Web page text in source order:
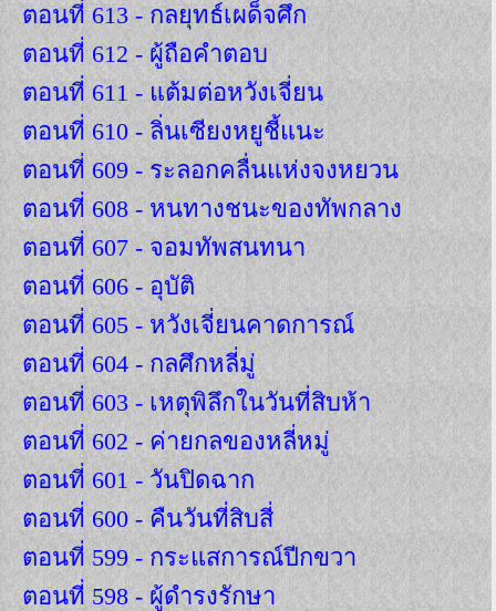
ตอนที่ 613 - กลยุทธ์เผด็จศึก
ตอนที่ 612 - ผู้ถือคำตอบ
ตอนที่ 611 - แต้มต่อหวังเจี่ยน
ตอนที่ 610 - ลิ่นเซียงหยูชี้แนะ
ตอนที่ 609 - ระลอกคลื่นแห่งจงหยวน
ตอนที่ 608 - หนทางชนะของทัพกลาง
ตอนที่ 607 - จอมทัพสนทนา
ตอนที่ 606 - อุบัติ
ตอนที่ 605 - หวังเจี่ยนคาดการณ์
ตอนที่ 604 - กลศึกหลี่มู่
ตอนที่ 603 - เหตุพิลึกในวันที่สิบห้า
ตอนที่ 602 - ค่ายกลของหลี่หมู่
ตอนที่ 601 - วันปิดฉาก
ตอนที่ 600 - คืนวันที่สิบสี่
ตอนที่ 599 - กระแสการณ์ปีกขวา
ตอนที่ 598 - ผู้ดำรงรักษา